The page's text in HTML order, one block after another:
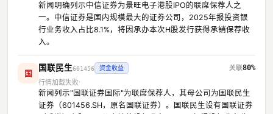
新闻明确列示中信证券为景旺电子港股IPO的联席保荐人之
一。中信证券是国内规模最大的证券公司，2025年报投资银
行业务收入占比8.1%，将因承办本次H股发行获得承销保荐收
入。
国
国联民生601456 资金收益
80%
行情加载失败
新闻列示"国联证券国际"为联席保荐人，其母公司为国联民生
证券（601456.SH，原名国联证券）。国联民生设有国联证券